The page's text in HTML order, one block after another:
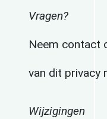
Vragen?
Neem contact
van dit privacy
Wijzigingen